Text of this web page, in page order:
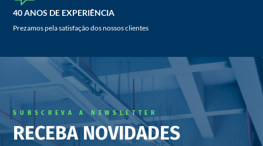
40 ANOS DE EXPERIÊNCIA
Prezamos pela satisfação dos nossos clientes
SUBSCREVA A NEWSLETTER
RECEBA NOVIDADES